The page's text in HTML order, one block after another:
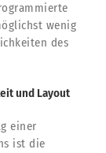
wenig
des
und Layout
einer
ist die